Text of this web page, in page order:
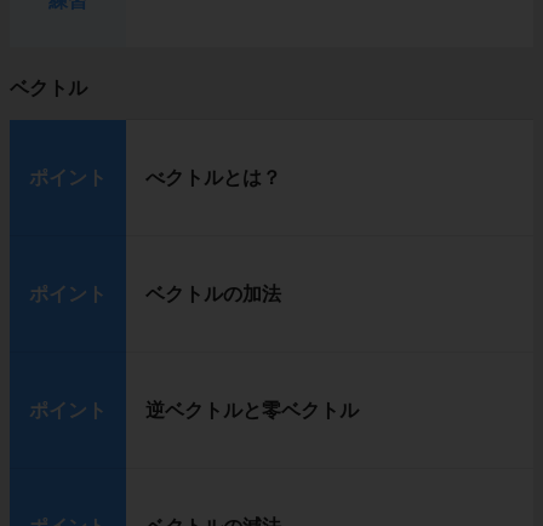
ベクトル
ポイント べクトルとは？
ポイント ベクトルの加法
ポイント 逆ベクトルと零ベクトル